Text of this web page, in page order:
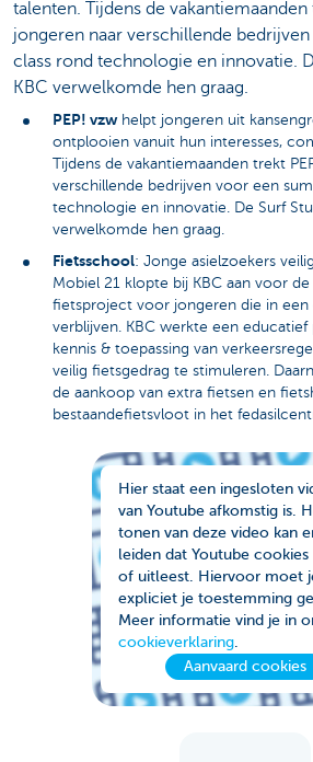
talenten. Tijdens de
jongeren naar verschillende
class rond technologie en innovatie.
KBC verwelkomde hen graag.
PEP! vzwhelpt jongeren uit
ontplooien vanuit hun interesses,
Tijdens de vakantiemaanden trekt
verschillende bedrijven voor een
technologie en innovatie. De Surf
verwelkomde hen graag.
Fietsschool: Jonge asielzoekers
Mobiel 21 klopte bij KBC aan voor
fietsproject voor jongeren die in
verblijven. KBC werkte een
kennis & toepassing van
veilig fietsgedrag te stimuleren.
de aankoop van extra fietsen en
bestaandefietsvloot in het
Hier staat een ingesloten
van Youtube afkomstig is.
tonen van deze video kan
leiden dat Youtube cookies
of uitleest. Hiervoor moet
expliciet je toestemming
Meer informatie vind je in
cookieverklaring
Aanvaard cookies